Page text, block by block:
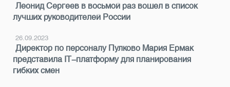
Леонид Сергеев в восьмой раз вошел в список
лучших руководителей России
26.09.2023
Директор по персоналу Пулково Мария Ермак
представила IT-платформу для планирования
гибких смен